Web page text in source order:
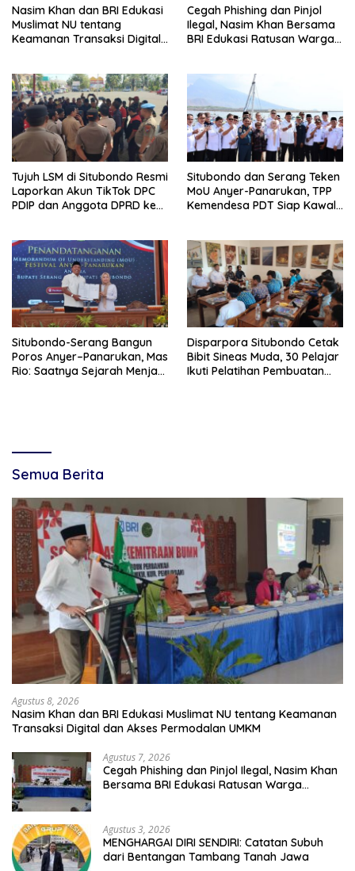
Nasim Khan dan BRI Edukasi
Muslimat NU tentang
Keamanan Transaksi Digital
Cegah Phishing dan Pinjol
Ilegal, Nasim Khan Bersama
BRI Edukasi Ratusan Warga
Tujuh LSM di Situbondo Resmi
Laporkan Akun TikTok DPC
PDIP dan Anggota DPRD ke
Situbondo dan Serang Teken
MoU Anyer-Panarukan, TPP
Kemendesa PDT Siap Kawal
Situbondo-Serang Bangun
Poros Anyer–Panarukan, Mas
Rio: Saatnya Sejarah Menjadi
Disparpora Situbondo Cetak
Bibit Sineas Muda, 30 Pelajar
Ikuti Pelatihan Pembuatan
Semua Berita
Agustus 8, 2026
Nasim Khan dan BRI Edukasi Muslimat NU tentang Keamanan
Transaksi Digital dan Akses Permodalan UMKM
Agustus 7, 2026
Cegah Phishing dan Pinjol Ilegal, Nasim Khan
Bersama BRI Edukasi Ratusan Warga
Agustus 3, 2026
MENGHARGAI DIRI SENDIRI: Catatan Subuh
dari Bentangan Tambang Tanah Jawa